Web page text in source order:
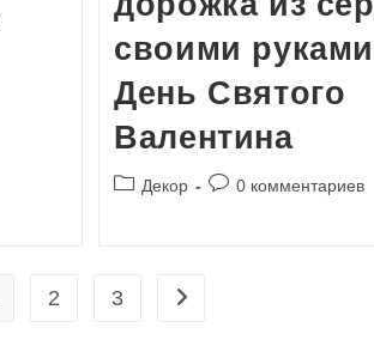
своими
День Святого
Валентина
Рубрика
Декор
Комментарии
0 комментариев
2 3 Перейти на следующую